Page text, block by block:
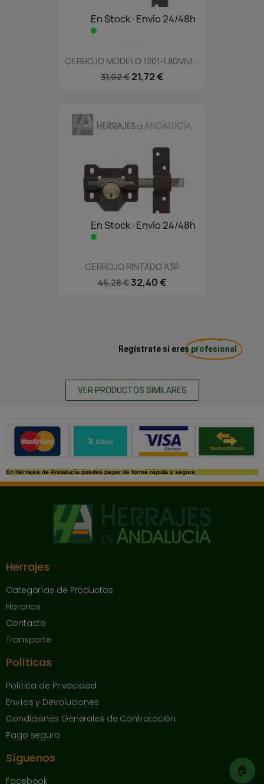
🏠
En Stock·Envío 24/48h
CERROJO MODELO 1201-L80MM...
31,02 € 21,72 €
En Stock·Envío 24/48h
CERROJO PINTADO A3P
46,28 € 32,40 €
Regístrate si eres profesional
VER PRODUCTOS SIMILARES
Métodos de pago seguros
En Herrajes de Andalucía puedes pagar de forma rápida y segura
Herrajes
Categorías de Productos
Horarios
Contacto
Transporte
Políticas
Política de Privacidad
Envíos y Devoluciones
Condiciones Generales de Contratación
Pago seguro
Síguenos
Facebook